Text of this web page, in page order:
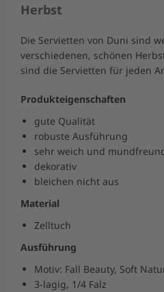
Herbst
Die Servietten von Duni sind
verschiedenen, schönen
sind die Servietten für jeden
Produkteigenschaften
gute Qualität
robuste Ausführung
sehr weich und
dekorativ
bleichen nicht aus
Material
Zelltuch
Ausführung
Motiv: Fall Beauty, Soft
3-lagig, 1/4 Falz